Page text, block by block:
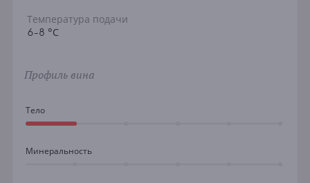
Температура подачи
6-8 °С
Профиль вина
Тело
Минеральность